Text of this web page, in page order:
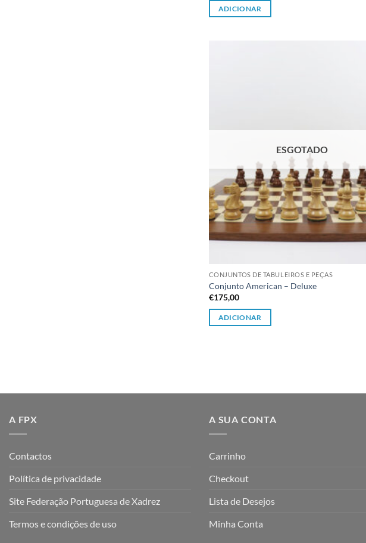
ADICIONAR
ESGOTADO
CONJUNTOS DE TABULEIROS E PEÇAS
Conjunto American – Deluxe
€175,00
ADICIONAR
A FPX
Contactos
Política de privacidade
Site Federação Portuguesa de Xadrez
Termos e condições de uso
A SUA CONTA
Carrinho
Checkout
Lista de Desejos
Minha Conta